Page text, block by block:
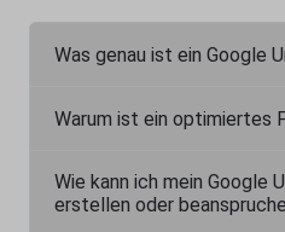
Was genau ist ein Google
Warum ist ein optimiertes
Wie kann ich mein Google
erstellen oder